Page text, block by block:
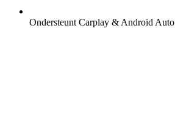
Ondersteunt Carplay & Android Auto